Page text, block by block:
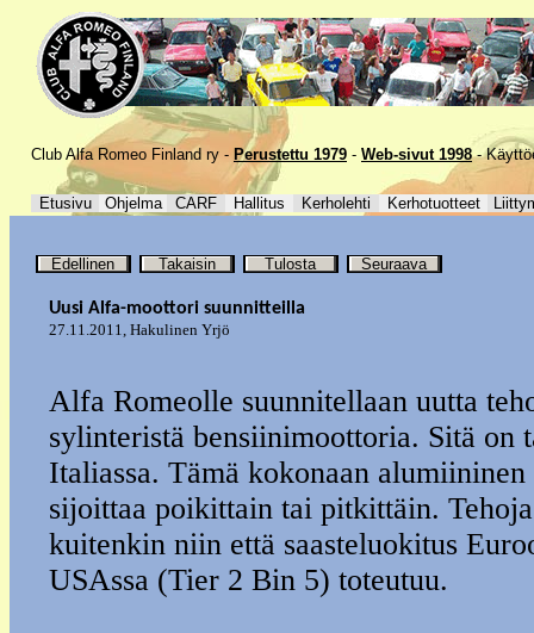
Club Alfa Romeo Finland ry - Perustettu 1979 - Web-sivut 1998 -
Etusivu Ohjelma CARF Hallitus Kerholehti Kerhotuotteet
Edellinen Takaisin Tulosta Seuraava
Uusi Alfa-moottori suunnitteilla
27.11.2011, Hakulinen Yrjö
Alfa Romeolle suunnitellaan uutta
sylinteristä bensiinimoottoria. Sitä on
Italiassa. Tämä kokonaan
sijoittaa poikittain tai pitkittäin.
kuitenkin niin että saasteluokitus
USAssa (Tier 2 Bin 5) toteutuu.